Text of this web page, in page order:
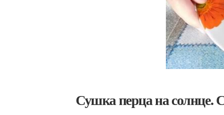
Сушка перца на солнце.